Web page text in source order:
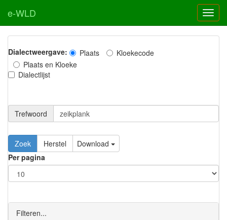
e-WLD
Dialectweergave: Plaats
Kloekecode
Plaats en Kloeke
Dialectlijst
Trefwoord
Download
Per pagina
Filteren...